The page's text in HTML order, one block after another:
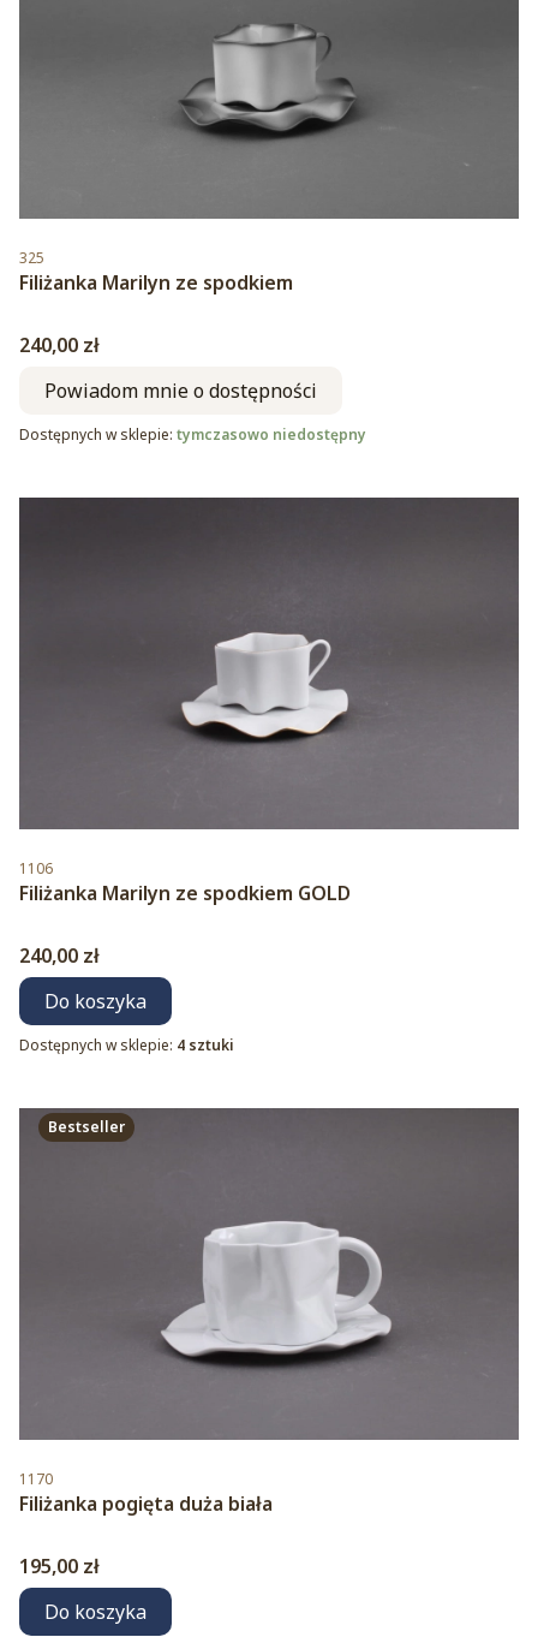
Kod produktu
325
Filiżanka Marilyn ze spodkiem
Cena
240,00 zł
Powiadom mnie o dostępności
Dostępnych w sklepie: tymczasowo niedostępny
Kod produktu
1106
Filiżanka Marilyn ze spodkiem GOLD
Cena
240,00 zł
Do koszyka
Dostępnych w sklepie: 4 sztuki
Bestseller
Kod produktu
1170
Filiżanka pogięta duża biała
Cena
195,00 zł
Do koszyka